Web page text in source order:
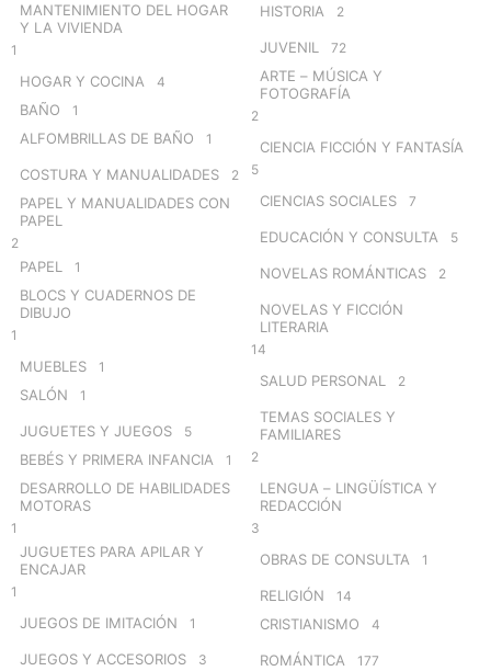
MANTENIMIENTO DEL HOGAR
Y LA VIVIENDA
1
HOGAR Y COCINA 4
BAÑO 1
ALFOMBRILLAS DE BAÑO 1
COSTURA Y MANUALIDADES 2
PAPEL Y MANUALIDADES CON
PAPEL
2
PAPEL 1
BLOCS Y CUADERNOS DE
DIBUJO
1
MUEBLES 1
SALÓN 1
JUGUETES Y JUEGOS 5
BEBÉS Y PRIMERA INFANCIA 1
DESARROLLO DE HABILIDADES
MOTORAS
1
JUGUETES PARA APILAR Y
ENCAJAR
1
JUEGOS DE IMITACIÓN 1
JUEGOS Y ACCESORIOS 3
HISTORIA 2
JUVENIL 72
ARTE – MÚSICA Y
FOTOGRAFÍA
2
CIENCIA FICCIÓN Y FANTASÍA
5
CIENCIAS SOCIALES 7
EDUCACIÓN Y CONSULTA 5
NOVELAS ROMÁNTICAS 2
NOVELAS Y FICCIÓN
LITERARIA
14
SALUD PERSONAL 2
TEMAS SOCIALES Y
FAMILIARES
2
LENGUA – LINGÜÍSTICA Y
REDACCIÓN
3
OBRAS DE CONSULTA 1
RELIGIÓN 14
CRISTIANISMO 4
ROMÁNTICA 177